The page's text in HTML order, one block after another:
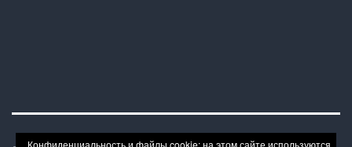
Конфиденциальность и файлы cookie: на этом сайте используются